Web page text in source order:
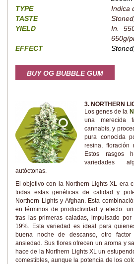
TYPE
Indica
TASTE
YIELD
In.
650g/pl
EFFECT
BUY OG BUBBLE GUM
3. NORTHERN
Los genes de la
una merecida
cannabis, y
pura conocida
resina, floración
Estos rasgos
variedades
autóctonas.
El objetivo con la Northern Lights XL era
todas estas genéticas de calidad y
Northern Lights y Afghan. Esta
en términos de productividad y efecto:
tras las primeras caladas, impulsado
19%. Esta variedad es ideal para
buena noche de descanso, otro
ansiedad. Sus flores ofrecen un aroma y
hace de la Northern Lights XL un
comestibles, aunque la potencia de los